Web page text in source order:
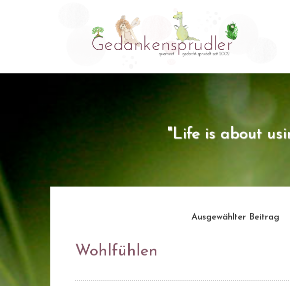
"Life is about
Ausgewählter Beitrag
Wohlfühlen